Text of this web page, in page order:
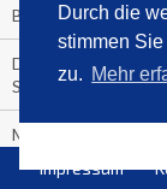
Durch die
stimmen
zu. Mehr
Blick in die Garage
Die Deutschen
Schweizer noch
Meistverkaufte Blu-
Impressum